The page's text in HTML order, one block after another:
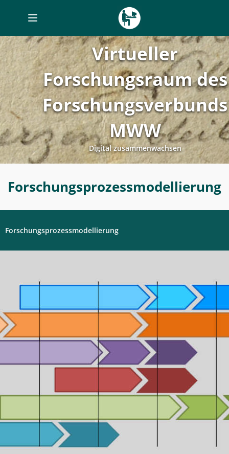
Toggle
navigation
Virtueller
Forschungsraum des
Forschungsverbunds
MWW
Digital zusammenwachsen
-
Digitales
Labor
Forschungsprozessmodellierung
Forschungsprozessmodellierung